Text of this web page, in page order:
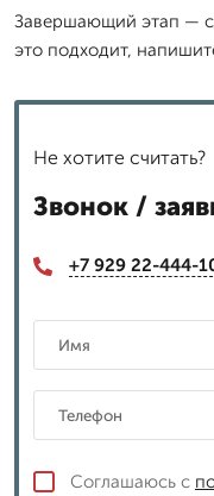
Завершающий этап —
это подходит,
Не хотите считать?
Звонок /
+7 929 22-444-
Соглашаюсь с